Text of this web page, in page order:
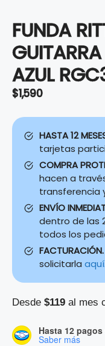
FUNDA
AZUL
$1,590
HASTA 12
tarjetas
COMPRA
hacen a
transferencia
ENVÍO
dentro de las
todos los
FACTURACIÓN.
solicitarla aquí.
Desde $119 al mes
Hasta 12
Saber más